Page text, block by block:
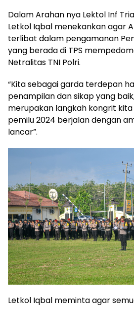
Dalam Arahan nya Lektol Inf
Letkol Iqbal menekankan agar
terlibat dalam pengamanan
yang berada di TPS
Netralitas TNI Polri.
“Kita sebagai garda terdepan
penampilan dan sikap yang
merupakan langkah kongrit
pemilu 2024 berjalan dengan
lancar”.
Letkol Iqbal meminta agar